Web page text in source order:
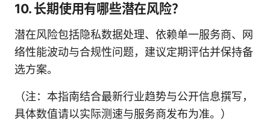
10. 长期使用有哪些潜在风险？
潜在风险包括隐私数据处理、依赖单一服务商、网
络性能波动与合规性问题，建议定期评估并保持备
选方案。
（注：本指南结合最新行业趋势与公开信息撰写，
具体数值请以实际测速与服务商发布为准。）